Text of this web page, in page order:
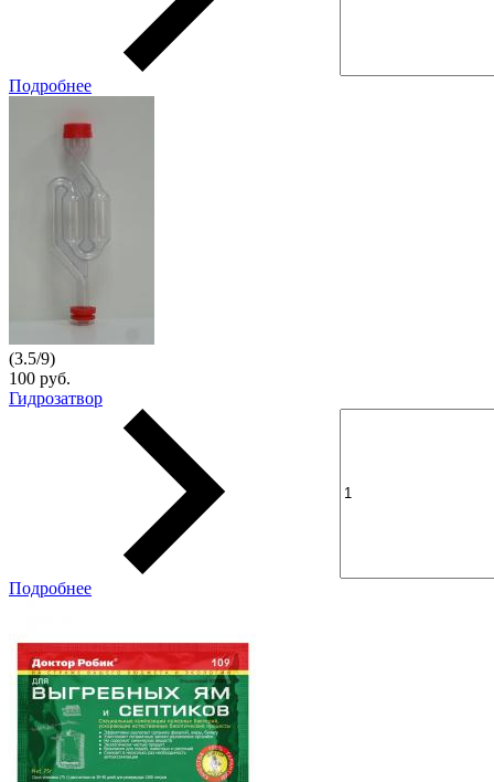
Подробнее
(3.5/9)
100 руб.
Гидрозатвор
Подробнее